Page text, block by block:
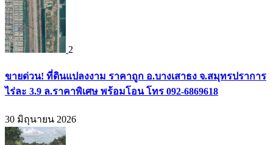
2
ขายด่วน! ที่ดินแปลงงาม ราคาถูก อ.บางเสาธง จ.สมุทรปราการ
ไร่ละ 3.9 ล.ราคาพิเศษ พร้อมโอน โทร 092-6869618
30 มิถุนายน 2026